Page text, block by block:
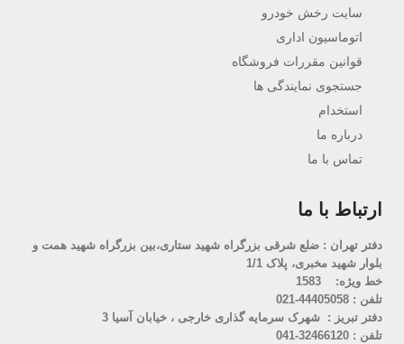
سایت رخش خودرو
اتوماسیون اداری
قوانین مقررات فروشگاه
جستجوی نمایندگی ها
استخدام
درباره ما
تماس با ما
ارتباط با ما
دفتر تهران : ضلع شرقی بزرگراه شهید ستاری،بین بزرگراه شهید همت و
بلوار شهید مخبری، پلاک 1/1
خط ویژه: 1583
تلفن : 44405058-021
دفتر تبریز : شهرک سرمایه گذاری خارجی ، خیابان آسیا 3
تلفن : 32466120-041